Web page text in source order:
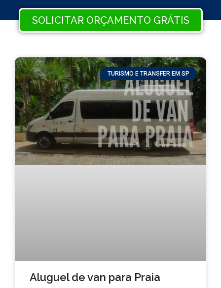
SOLICITAR ORÇAMENTO GRÁTIS
TURISMO E TRANSFER EM SP
Aluguel de van para Praia